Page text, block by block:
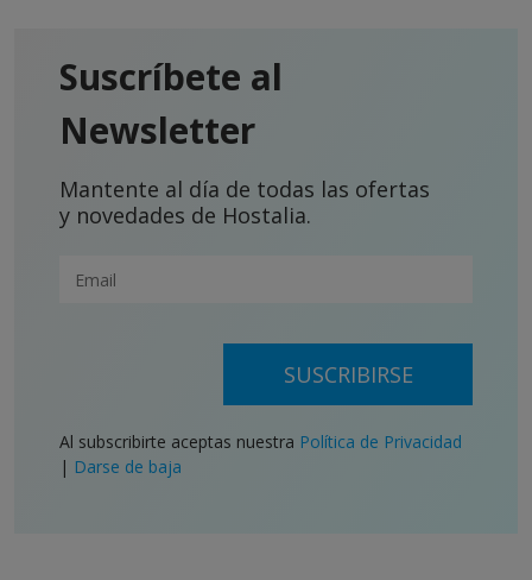
Suscríbete al
Newsletter
Mantente al día de todas las ofertas
y novedades de Hostalia.
SUSCRIBIRSE
Al subscribirte aceptas nuestra Política de Privacidad
| Darse de baja